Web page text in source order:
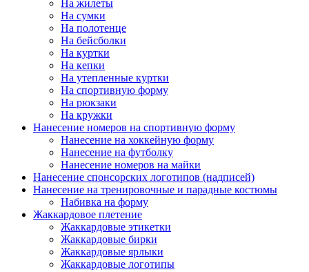
На жилеты
На сумки
На полотенце
На бейсболки
На куртки
На кепки
На утепленные куртки
На спортивную форму
На рюкзаки
На кружки
Нанесение номеров на спортивную форму
Нанесение на хоккейную форму
Нанесение на футболку
Нанесение номеров на майки
Нанесение спонсорских логотипов (надписей)
Нанесение на тренировочные и парадные костюмы
Набивка на форму
Жаккардовое плетение
Жаккардовые этикетки
Жаккардовые бирки
Жаккардовые ярлыки
Жаккардовые логотипы